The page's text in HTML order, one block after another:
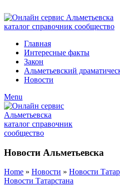
Главная
Интересные факты
Закон
Альметьевский
Новости
Menu
Новости Альметьевска
Home » Новости » Новости
Новости Татарстана